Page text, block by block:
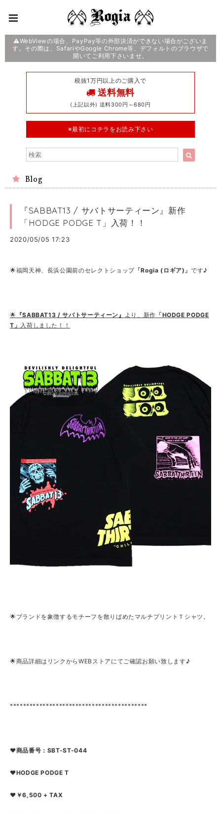
⚠️WebViewの場合、PayPay等の外部決済ができない場合がございま
す。その際は、SafariやGoogle Chrome等、デフォルトのブラウザで
開いてご利用下さいませ。
税抜1万円以上のご購入で
送料無料
(上記以外) 送料300円～680円
※最初にコチラをお読み下さい
Blog
『SABBAT13 / サバトサーティーン』新作
「HODGE PODGE T」入荷！！
2020/05/05 17:23
🌟福岡天神、長浜公園前のセレクトショップ「Rogia (ロギア)」です♪
🌟 『SABBAT13 / サバトサーティーン』 より、新作 「HODGE PODGE
T」 入荷しました！！
🌟ブランドを象徴するモチーフを散りばめたマルチプリントＴシャツ。
🌟商品詳細はリンクからWEBストアにてご確認お願い致します♪
******************************************
❤商品番号：SBT-ST-044
❤HODGE PODGE T
❤￥6,500 + TAX